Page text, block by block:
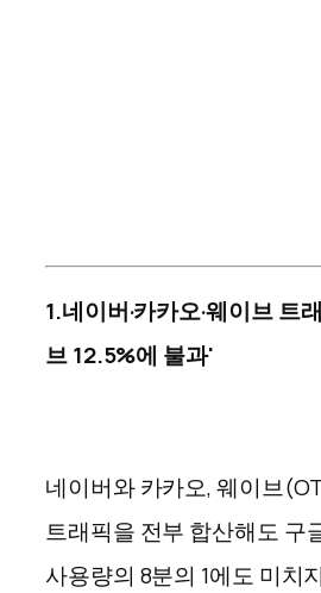
1.네이버·카카오·웨이브 트
브 12.5%에 불과'
네이버와 카카오, 웨이브
트래픽을 전부 합산해도 구
사용량의 8분의 1에도 미치